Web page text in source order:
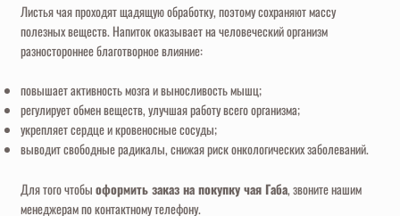
Листья чая проходят щадящую обработку, поэтому сохраняют массу
полезных веществ. Напиток оказывает на человеческий организм
разностороннее благотворное влияние:
повышает активность мозга и выносливость мышц;
регулирует обмен веществ, улучшая работу всего организма;
укрепляет сердце и кровеносные сосуды;
выводит свободные радикалы, снижая риск онкологических заболеваний.
Для того чтобыоформить заказ на покупку чая Габа, звоните нашим
менеджерам по контактному телефону.